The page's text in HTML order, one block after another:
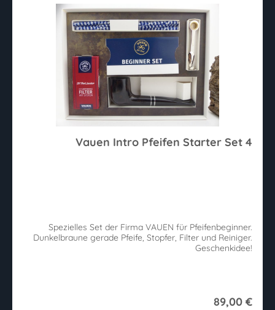
Vauen Intro Pfeifen Starter Set 4
Spezielles Set der Firma VAUEN für Pfeifenbeginner.
Dunkelbraune gerade Pfeife, Stopfer, Filter und Reiniger.
Geschenkidee!
89,00 €